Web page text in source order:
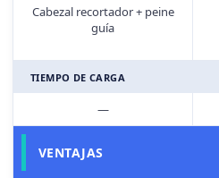
Cabezal recortador + peine
guía
TIEMPO DE CARGA
—
VENTAJAS